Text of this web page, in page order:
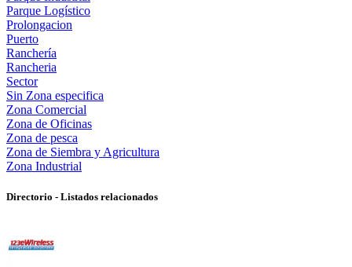
Parque Logístico
Prolongacion
Puerto
Ranchería
Rancheria
Sector
Sin Zona especifica
Zona Comercial
Zona de Oficinas
Zona de pesca
Zona de Siembra y Agricultura
Zona Industrial
Directorio - Listados relacionados